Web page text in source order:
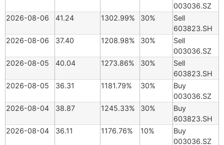
003036.SZ
2026-08-06
41.24 1302.99% 30%
Sell
603823.SH
2026-08-06
37.40 1208.98% 30%
Sell
003036.SZ
2026-08-05
40.04 1273.86% 30%
Sell
603823.SH
2026-08-05
36.31 1181.79% 30%
Buy
003036.SZ
2026-08-04
38.87 1245.33% 30%
Buy
603823.SH
2026-08-04
36.11 1176.76% 10%
Buy
003036.SZ